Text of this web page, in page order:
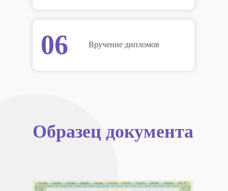
06
Вручение дипломов
Образец документа